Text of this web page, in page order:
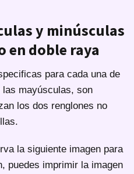
y minúsculas
en doble raya
para cada una de
mayúsculas, son
los dos renglones no
la siguiente imagen para
puedes imprimir la imagen